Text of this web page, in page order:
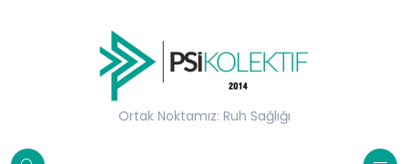
Ortak Noktamız: Ruh Sağlığı